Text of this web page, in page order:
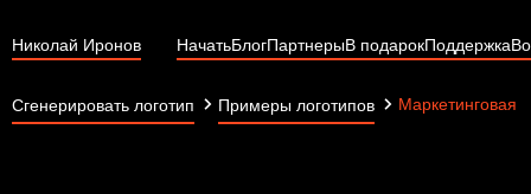
Николай Иронов НачатьБлогПартнерыВ подарокПоддержка
Сгенерировать логотип Примеры логотипов Маркетинговая